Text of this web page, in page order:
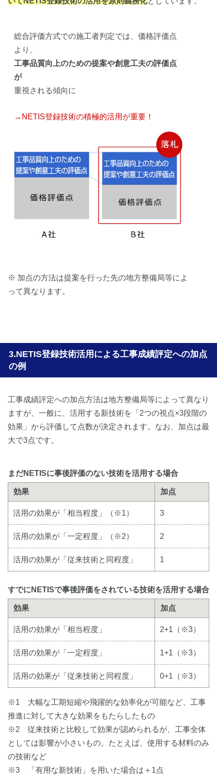
総合評価方式での施工者判定では、価格評価点
より、
工事品質向上のための提案や創意工夫の評価点
が
重視される傾向に
→NETIS登録技術の積極的活用が重要！
※ 加点の方法は提案を行った先の地方整備局等によ
って異なります。
NETIS登録技術活用による工事成績評定への加点
の例
工事成績評定への加点方法は地方整備局等によって異なり
ますが、一般に、活用する新技術を「2つの視点×3段階の
効果」から評価して点数が決定されます。なお、加点は最
大で3点です。
まだNETISに事後評価のない技術を活用する場合
効果 加点
活用の効果が「相当程度」（※1） 3
活用の効果が「一定程度」（※2） 2
活用の効果が「従来技術と同程度」 1
すでにNETISで事後評価をされている技術を活用する場合
効果 加点
活用の効果が「相当程度」 2+1（※3）
活用の効果が「一定程度」 1+1（※3）
活用の効果が「従来技術と同程度」 0+1（※3）
※1 大幅な工期短縮や飛躍的な効率化が可能など、工事
推進に対して大きな効果をもたらしたもの
※2 従来技術と比較して効果が認められるが、工事全体
としては影響が小さいもの。たとえば、使用する材料のみ
の技術など
※3 「有用な新技術」を用いた場合は＋1点